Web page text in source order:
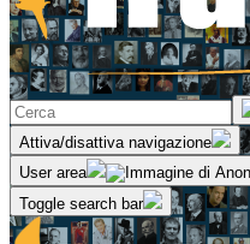
Attiva/disattiva navigazione
User area
Toggle search bar